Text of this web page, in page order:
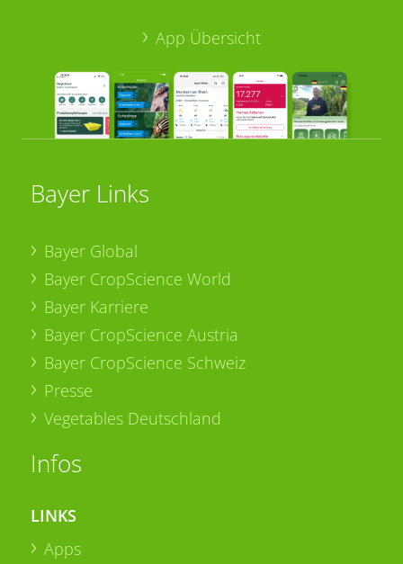
App Übersicht
Bayer Links
Bayer Global
Bayer CropScience World
Bayer Karriere
Bayer CropScience Austria
Bayer CropScience Schweiz
Presse
Vegetables Deutschland
Infos
LINKS
Apps